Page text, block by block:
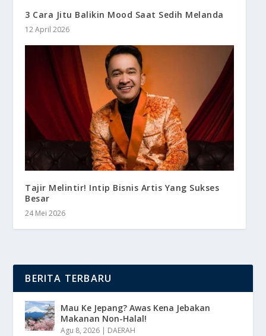
3 Cara Jitu Balikin Mood Saat Sedih Melanda
12 April 2026
Tajir Melintir! Intip Bisnis Artis Yang Sukses
Besar
24 Mei 2026
BERITA TERBARU
Mau Ke Jepang? Awas Kena Jebakan
Makanan Non-Halal!
Agu 8, 2026 | DAERAH